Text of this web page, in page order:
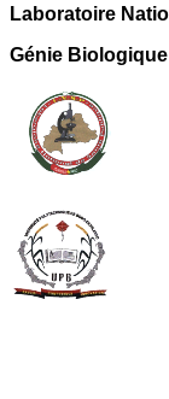
Laboratoire
Génie